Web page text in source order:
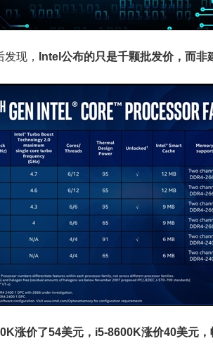
现， Intel公布的只是千颗批发价，而非
涨价了54美元，i5-8600K涨价40美元，